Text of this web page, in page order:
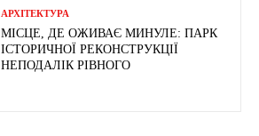
АРХІТЕКТУРА
МІСЦЕ, ДЕ ОЖИВАЄ МИНУЛЕ: ПАРК
ІСТОРИЧНОЇ РЕКОНСТРУКЦІЇ
НЕПОДАЛІК РІВНОГО